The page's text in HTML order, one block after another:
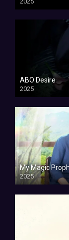
ABO Desire
2025
My Magic
2025